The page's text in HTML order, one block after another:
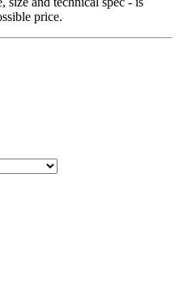
price.